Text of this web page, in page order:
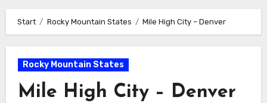
Start Rocky Mountain States Mile High City – Denver
Rocky Mountain States
Mile High City – Denver